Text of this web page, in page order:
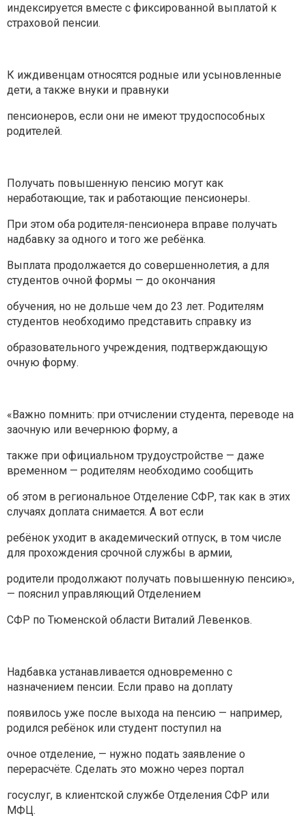
индексируется вместе с фиксированной выплатой к
страховой пенсии.
К иждивенцам относятся родные или усыновленные
дети, а также внуки и правнуки
пенсионеров, если они не имеют трудоспособных
родителей.
Получать повышенную пенсию могут как
неработающие, так и работающие пенсионеры.
При этом оба родителя-пенсионера вправе получать
надбавку за одного и того же ребёнка.
Выплата продолжается до совершеннолетия, а для
студентов очной формы — до окончания
обучения, но не дольше чем до 23 лет. Родителям
студентов необходимо представить справку из
образовательного учреждения, подтверждающую
очную форму.
«Важно помнить: при отчислении студента, переводе на
заочную или вечернюю форму, а
также при официальном трудоустройстве — даже
временном — родителям необходимо сообщить
об этом в региональное Отделение СФР, так как в этих
случаях доплата снимается. А вот если
ребёнок уходит в академический отпуск, в том числе
для прохождения срочной службы в армии,
родители продолжают получать повышенную пенсию»,
— пояснил управляющий Отделением
СФР по Тюменской области Виталий Левенков.
Надбавка устанавливается одновременно с
назначением пенсии. Если право на доплату
появилось уже после выхода на пенсию — например,
родился ребёнок или студент поступил на
очное отделение, — нужно подать заявление о
перерасчёте. Сделать это можно через портал
госуслуг, в клиентской службе Отделения СФР или
МФЦ.